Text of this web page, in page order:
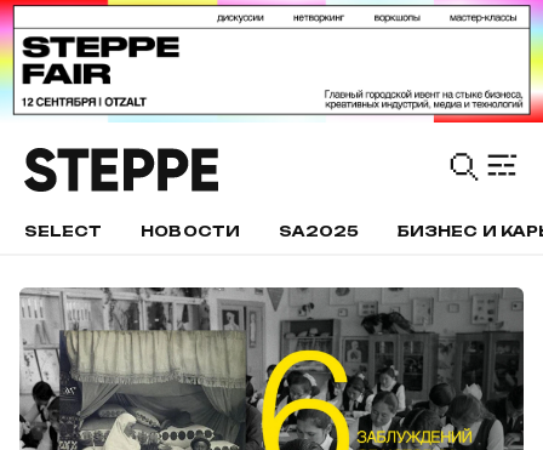
SELECT НОВОСТИ SA2025 БИЗНЕС И